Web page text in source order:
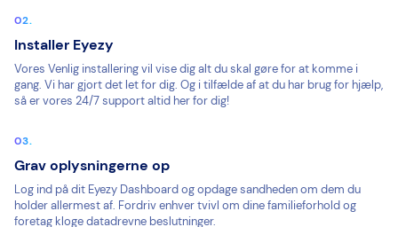
Installer Eyezy
Vores Venlig installering vil vise dig alt du skal gøre for at komme i
gang. Vi har gjort det let for dig. Og i tilfælde af at du har brug for hjælp,
så er vores 24/7 support altid her for dig!
Grav oplysningerne op
Log ind på dit Eyezy Dashboard og opdage sandheden om dem du
holder allermest af. Fordriv enhver tvivl om dine familieforhold og
foretag kloge datadrevne beslutninger.